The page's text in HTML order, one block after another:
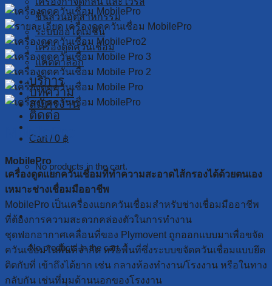
ชิ้นส่วนอุตสาหกรรม
ระบบออโตเมชั่น
เครื่องดูดควันเชื่อม
แคตตาล็อก
บริการ
บทความ
สมัครงาน
ติดต่อ
Cart / 0 ฿
No products in the cart.
Cart
No products in the cart.
MobilePro
MobilePro
เครื่องดูดแยกควันเชื่อมที่ทำความสะอาดไส้กรองได้ด้วยตนเอง
เหมาะช่างเชื่อมมืออาชีพ
MobilePro เป็นเครื่องแยกควันเชื่อมสำหรับช่างเชื่อมมืออาชีพ
ที่ต้องการความสะดวกคล่องตัวในการทำงาน
ชุดฟอกอากาศเคลื่อนที่ของ Plymovent ถูกออกแบบมาเพื่อขจัด
ควันเชื่อมในพื้นที่จำกัด หรือพื้นที่ซึ่งระบบขจัดควันเชื่อมแบบยึด
ติดกับที่ เข้าถึงได้ยาก เช่น กลางห้องทำงาน/โรงงาน หรือในทาง
กลับกัน เช่นที่มุมด้านนอกของโรงงาน